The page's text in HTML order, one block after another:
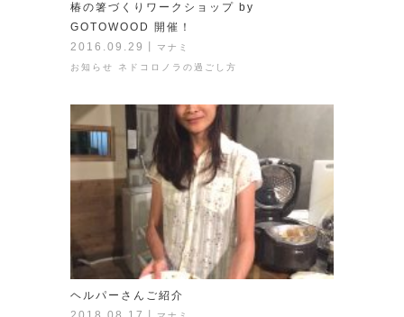
椿の箸づくりワークショップ by
GOTOWOOD 開催！
2016.09.29
マナミ
お知らせ
ネドコロノラの過ごし方
ヘルパーさんご紹介